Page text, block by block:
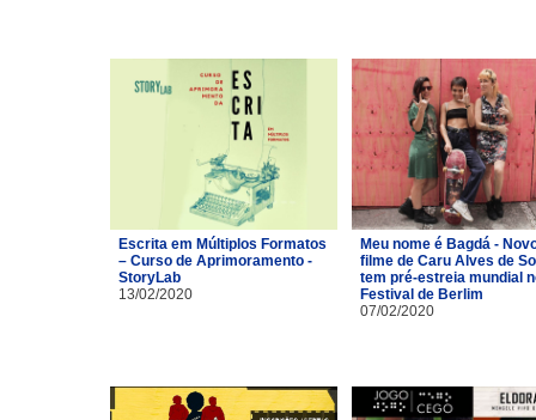
Escrita em Múltiplos Formatos
– Curso de Aprimoramento -
StoryLab
13/02/2020
Meu nome é Bagdá -
filme de Caru Alves de
tem pré-estreia mundial
Festival de Berlim
07/02/2020